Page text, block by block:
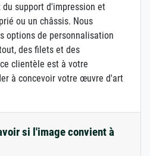
support d'impression et
ou un châssis. Nous
options de personnalisation
des filets et des
clientèle est à votre
à concevoir votre œuvre d'art
si l'image convient à